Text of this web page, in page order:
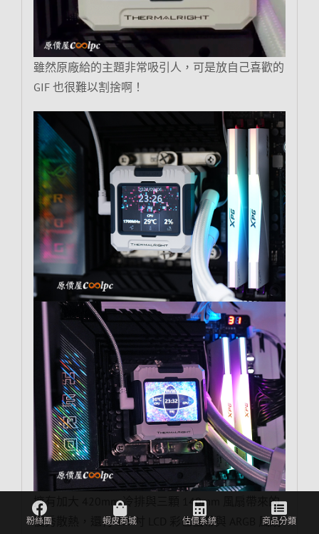
雖然原廠給的主題非常吸引人，可是放自己喜歡的
GIF 也很難以割捨啊！
擁有加大 420mm 冷排與三顆 140mm 風扇帶來的
優秀散熱，還有 2.4 吋 LCD 彩色螢幕與 ARGB 風扇